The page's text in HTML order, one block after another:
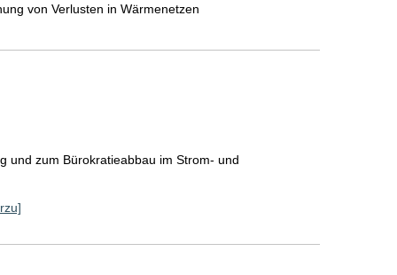
von Verlusten in Wärmenetzen
und zum Bürokratieabbau im Strom- und